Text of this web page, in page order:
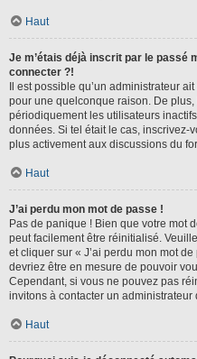
Haut
Je m’étais déjà inscrit par le passé
connecter ?!
Il est possible qu’un administrateur
pour une quelconque raison. De
périodiquement les utilisateurs
données. Si tel était le cas, inscrivez-
plus activement aux discussions du
Haut
J’ai perdu mon mot de passe !
Pas de panique ! Bien que votre mot
peut facilement être réinitialisé.
et cliquer sur « J’ai perdu mon mot
devriez être en mesure de pouvoir
Cependant, si vous ne pouvez pas
invitons à contacter un administrateur
Haut